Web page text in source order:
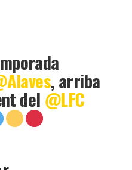
, arriba
del @LFC